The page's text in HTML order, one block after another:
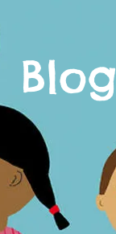
Blog